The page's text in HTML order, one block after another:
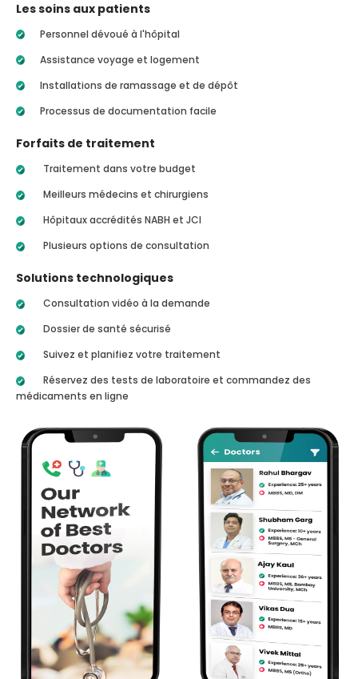
Les soins aux patients
Personnel dévoué à l'hôpital
Assistance voyage et logement
Installations de ramassage et de dépôt
Processus de documentation facile
Forfaits de traitement
Traitement dans votre budget
Meilleurs médecins et chirurgiens
Hôpitaux accrédités NABH et JCI
Plusieurs options de consultation
Solutions technologiques
Consultation vidéo à la demande
Dossier de santé sécurisé
Suivez et planifiez votre traitement
Réservez des tests de laboratoire et commandez des
médicaments en ligne